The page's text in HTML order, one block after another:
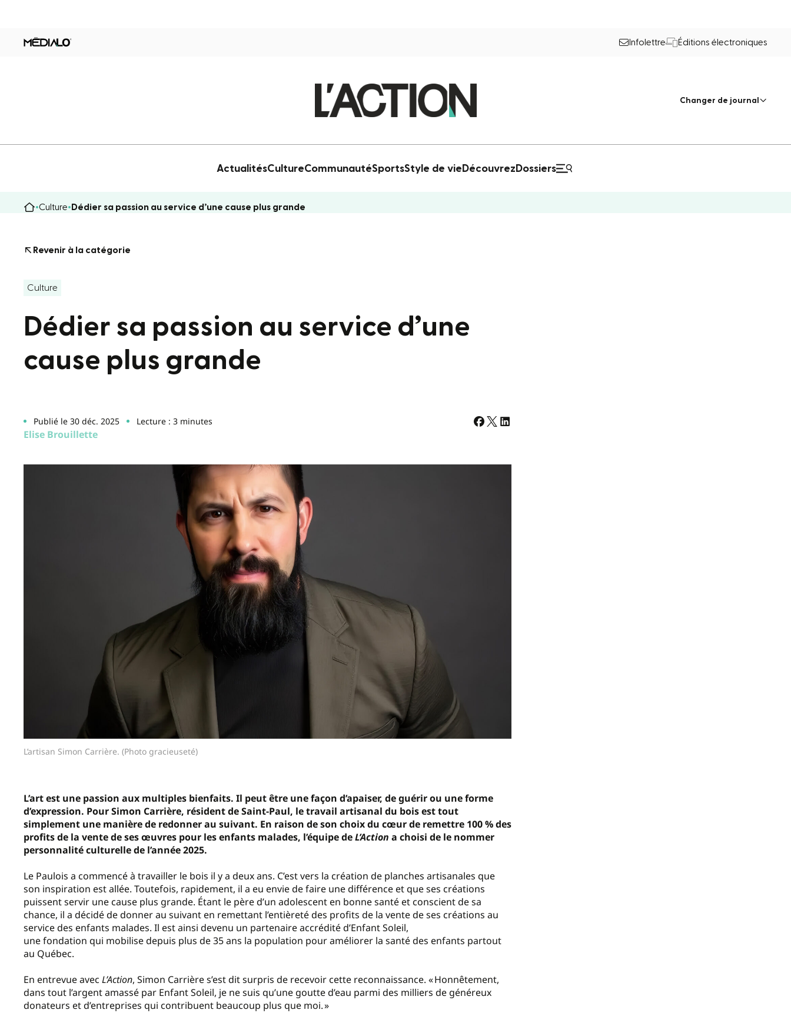
Infolettre Éditions électroniques
Changer de journal
ActualitésCultureCommunautéSportsStyle de vie Découvrez Dossiers
Culture Dédier sa passion au service d’une cause plus grande
Revenir à la catégorie
Culture
Dédier sa passion au service d’une
cause plus grande
Publié le 30 déc. 2025 Lecture : 3 minutes
Elise Brouillette
L’artisan Simon Carrière. (Photo gracieuseté)
L’art est une passion aux multiples bienfaits. Il peut être une façon d’apaiser, de guérir ou une forme
d’expression. Pour Simon Carrière, résident de Saint-Paul, le travail artisanal du bois est tout
simplement une manière de redonner au suivant. En raison de son choix du cœur de remettre 100 % des
profits de la vente de ses œuvres pour les enfants malades, l’équipe deL’Action a choisi de le nommer
personnalité culturelle de l’année 2025.
Le Paulois a commencé à travailler le bois il y a deux ans. C’est vers la création de planches artisanales que
son inspiration est allée. Toutefois, rapidement, il a eu envie de faire une différence et que ses créations
puissent servir une cause plus grande. Étant le père d’un adolescent en bonne santé et conscient de sa
chance, il a décidé de donner au suivant en remettant l’entièreté des profits de la vente de ses créations au
service des enfants malades. Il est ainsi devenu un partenaire accrédité d’Enfant Soleil,
une fondation qui mobilise depuis plus de 35 ans la population pour améliorer la santé des enfants partout
au Québec.
En entrevue avec L’Action, Simon Carrière s’est dit surpris de recevoir cette reconnaissance. « Honnêtement,
dans tout l’argent amassé par Enfant Soleil, je ne suis qu’une goutte d’eau parmi des milliers de généreux
donateurs et d’entreprises qui contribuent beaucoup plus que moi. »